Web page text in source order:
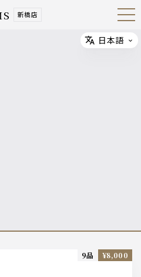
新橋店 Open
Navig
9品 ¥8,000
Select
日本語